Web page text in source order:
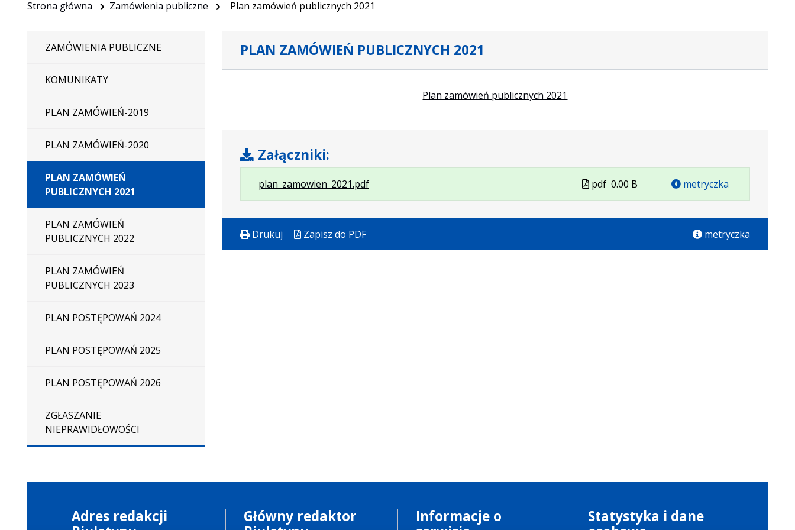
Strona główna Zamówienia publiczne Plan zamówień publicznych 2021
ZAMÓWIENIA PUBLICZNE
KOMUNIKATY
PLAN ZAMÓWIEŃ-2019
PLAN ZAMÓWIEŃ-2020
PLAN ZAMÓWIEŃ
PUBLICZNYCH 2021
PLAN ZAMÓWIEŃ
PUBLICZNYCH 2022
PLAN ZAMÓWIEŃ
PUBLICZNYCH 2023
PLAN POSTĘPOWAŃ 2024
PLAN POSTĘPOWAŃ 2025
PLAN POSTĘPOWAŃ 2026
ZGŁASZANIE
NIEPRAWIDŁOWOŚCI
PLAN ZAMÓWIEŃ PUBLICZNYCH 2021
Plan zamówień publicznych 2021
Załączniki:
plan_zamowien_2021.pdf.
Plik
.
Otwiera
karcie.
Plik
w
pdf 0.00 B metryczka
Drukuj Zapisz do PDF metryczka
Adres redakcji
Główny redaktor
Informacje o
Statystyka i dane